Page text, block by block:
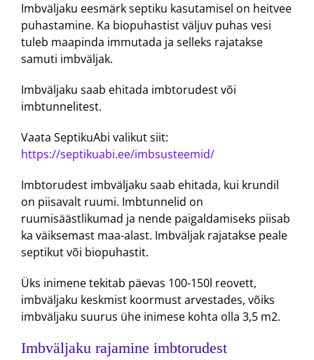
Imbväljaku eesmärk septiku kasutamisel on heitvee
puhastamine. Ka biopuhastist väljuv puhas vesi
tuleb maapinda immutada ja selleks rajatakse
samuti imbväljak.
Imbväljaku saab ehitada imbtorudest või
imbtunnelitest.
Vaata SeptikuAbi valikut siit:
https://septikuabi.ee/imbsusteemid/
Imbtorudest imbväljaku saab ehitada, kui krundil
on piisavalt ruumi. Imbtunnelid on
ruumisäästlikumad ja nende paigaldamiseks piisab
ka väiksemast maa-alast. Imbväljak rajatakse peale
septikut või biopuhastit.
Üks inimene tekitab päevas 100-150l reovett,
imbväljaku keskmist koormust arvestades, võiks
imbväljaku suurus ühe inimese kohta olla 3,5 m2.
Imbväljaku rajamine imbtorudest